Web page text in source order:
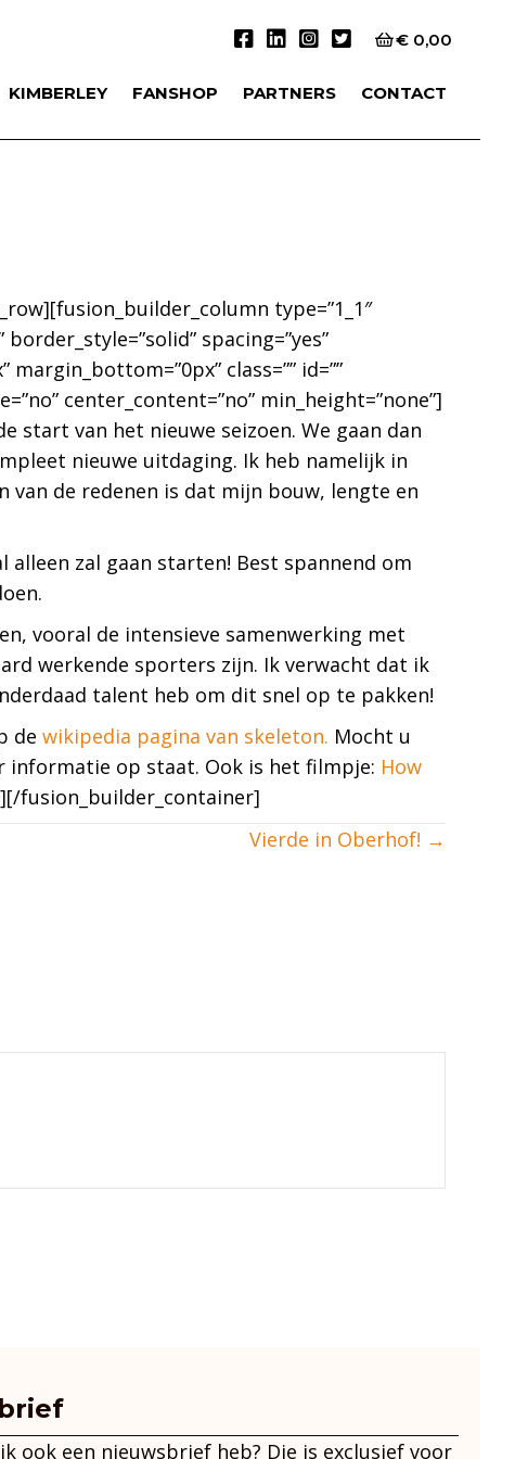
€ 0,00
KIMBERLEY FANSHOP PARTNERS CONTACT
type=”1_1″
spacing=”yes”
class=”” id=””
center_content=”no” min_height=”none”]
start van het nieuwe seizoen. We gaan dan
nieuwe uitdaging. Ik heb namelijk in
van de redenen is dat mijn bouw, lengte en
zal gaan starten! Best spannend om
vooral de intensieve samenwerking met
werkende sporters zijn. Ik verwacht dat ik
talent heb om dit snel op te pakken!
dewikipedia pagina van skeleton. Mocht u
informatie op staat. Ook is het filmpje: How
fusion_builder_container]
Vierde in Oberhof! →
ook een nieuwsbrief heb? Die is exclusief voor